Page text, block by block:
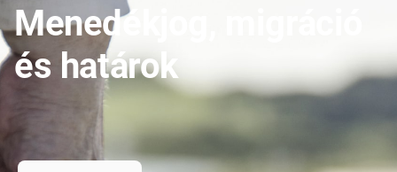
Menedékjog, migráció
és határok